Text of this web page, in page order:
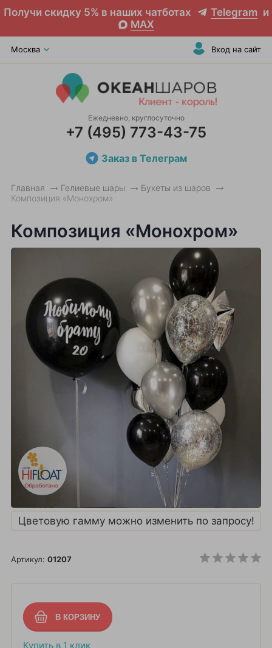
Получи скидку 5% в наших чатботах Telegram и
MAX
Москва Вход на сайт
Ежедневно, круглосуточно
+7 (495) 773-43-75
Заказ в Телеграм
Главная Гелиевые шары
Букеты из шаров
Композиция «Монохром»
Композиция «Монохром»
Цветовую гамму можно изменить по запросу!
Артикул: 01207
Купить в 1 клик